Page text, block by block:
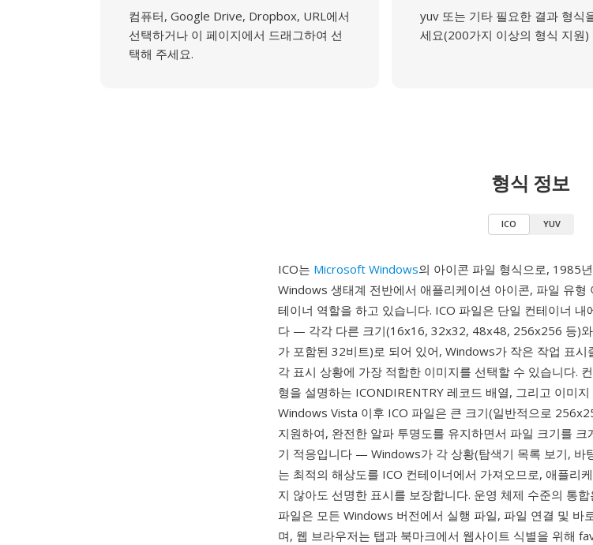
컴퓨터, Google Drive, Dropbox, URL에서
선택하거나 이 페이지에서 드래그하여 선
택해 주세요.
yuv 또는 기타 필요한 결과 형식
세요(200가지 이상의 형식 지원)
형식 정보
ICO YUV
ICO는 Microsoft Windows의 아이콘 파일 형식으로, 1985
Windows 생태계 전반에서 애플리케이션 아이콘, 파일 유형
테이너 역할을 하고 있습니다. ICO 파일은 단일 컨테이너
다 — 각각 다른 크기(16x16, 32x32, 48x48, 256x256 등)
가 포함된 32비트)로 되어 있어, Windows가 작은 작업 표
각 표시 상황에 가장 적합한 이미지를 선택할 수 있습니다.
형을 설명하는 ICONDIRENTRY 레코드 배열, 그리고 이미
Windows Vista 이후 ICO 파일은 큰 크기(일반적으로
지원하여, 완전한 알파 투명도를 유지하면서 파일 크기를
기 적응입니다 — Windows가 각 상황(탐색기 목록 보기, 바
는 최적의 해상도를 ICO 컨테이너에서 가져오므로, 애플리
지 않아도 선명한 표시를 보장합니다. 운영 체제 수준의 통
파일은 모든 Windows 버전에서 실행 파일, 파일 연결 및 바
며, 웹 브라우저는 탭과 북마크에서 웹사이트 식별을 위해